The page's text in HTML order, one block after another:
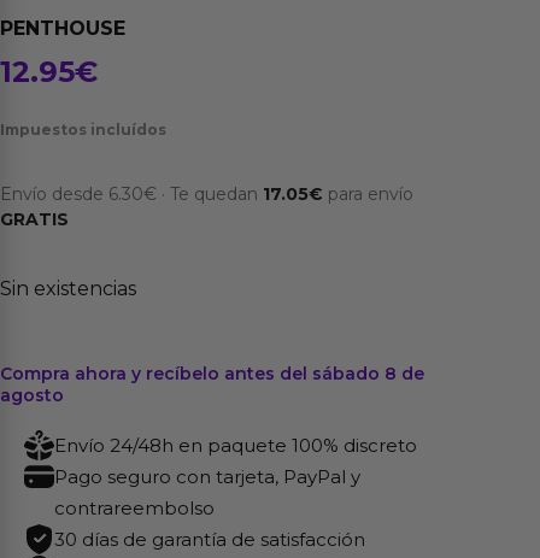
PENTHOUSE
12.95€
Impuestos incluídos
Envío desde 6.30€ · Te quedan 17.05€ para envío
GRATIS
Sin existencias
Compra ahora y recíbelo antes del sábado 8 de
agosto
Envío 24/48h en paquete 100% discreto
Pago seguro con tarjeta, PayPal y
contrareembolso
30 días de garantía de satisfacción